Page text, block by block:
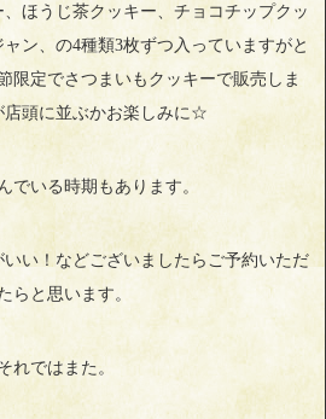
ほうじ茶クッキー、チョコチップクッ
ン、の4種類3枚ずつ入っていますがと
限定でさつまいもクッキーで販売しま
店頭に並ぶかお楽しみに☆
でいる時期もあります。
い！などございましたらご予約いただ
らと思います。
れではまた。